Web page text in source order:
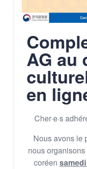
AG au
en
Cher·e·s
Nous avons le
nous organisons
coréen